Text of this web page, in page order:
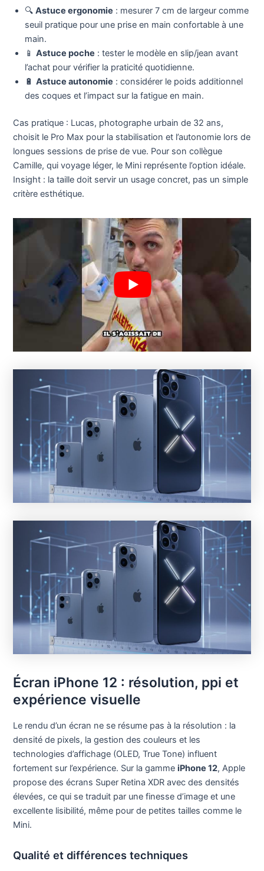
🔍Astuce ergonomie : mesurer 7 cm de largeur comme
seuil pratique pour une prise en main confortable à une
main.
📱Astuce poche : tester le modèle en slip/jean avant
l’achat pour vérifier la praticité quotidienne.
🔋Astuce autonomie : considérer le poids additionnel
des coques et l’impact sur la fatigue en main.
Cas pratique : Lucas, photographe urbain de 32 ans,
choisit le Pro Max pour la stabilisation et l’autonomie lors de
longues sessions de prise de vue. Pour son collègue
Camille, qui voyage léger, le Mini représente l’option idéale.
Insight : la taille doit servir un usage concret, pas un simple
critère esthétique.
Écran iPhone 12 : résolution, ppi et
expérience visuelle
Le rendu d’un écran ne se résume pas à la résolution : la
densité de pixels, la gestion des couleurs et les
technologies d’affichage (OLED, True Tone) influent
fortement sur l’expérience. Sur la gammeiPhone 12, Apple
propose des écrans Super Retina XDR avec des densités
élevées, ce qui se traduit par une finesse d’image et une
excellente lisibilité, même pour de petites tailles comme le
Mini.
Qualité et différences techniques